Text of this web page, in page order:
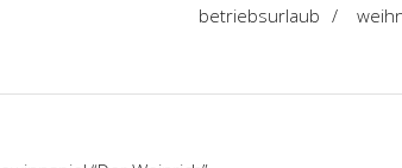
betriebsurlaub /